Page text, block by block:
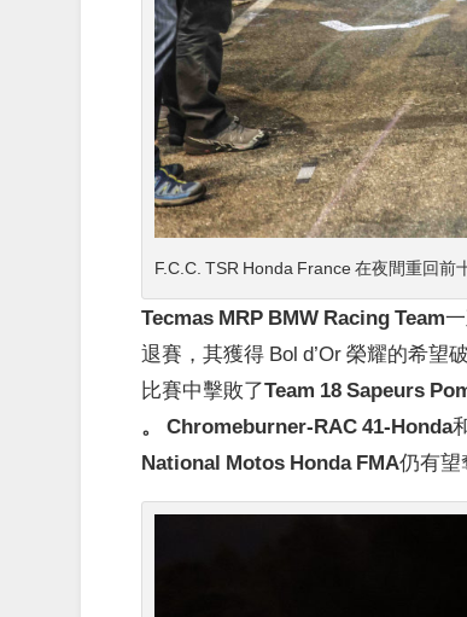
F.C.C. TSR Honda France 在夜間重回前
Tecmas MRP BMW Racing Team
退賽，其獲得 Bol d’Or 榮耀的希望
比賽中擊敗了Team 18 Sapeurs
。Chromeburner-RAC 41-Honda
National Motos Honda FMA仍有望